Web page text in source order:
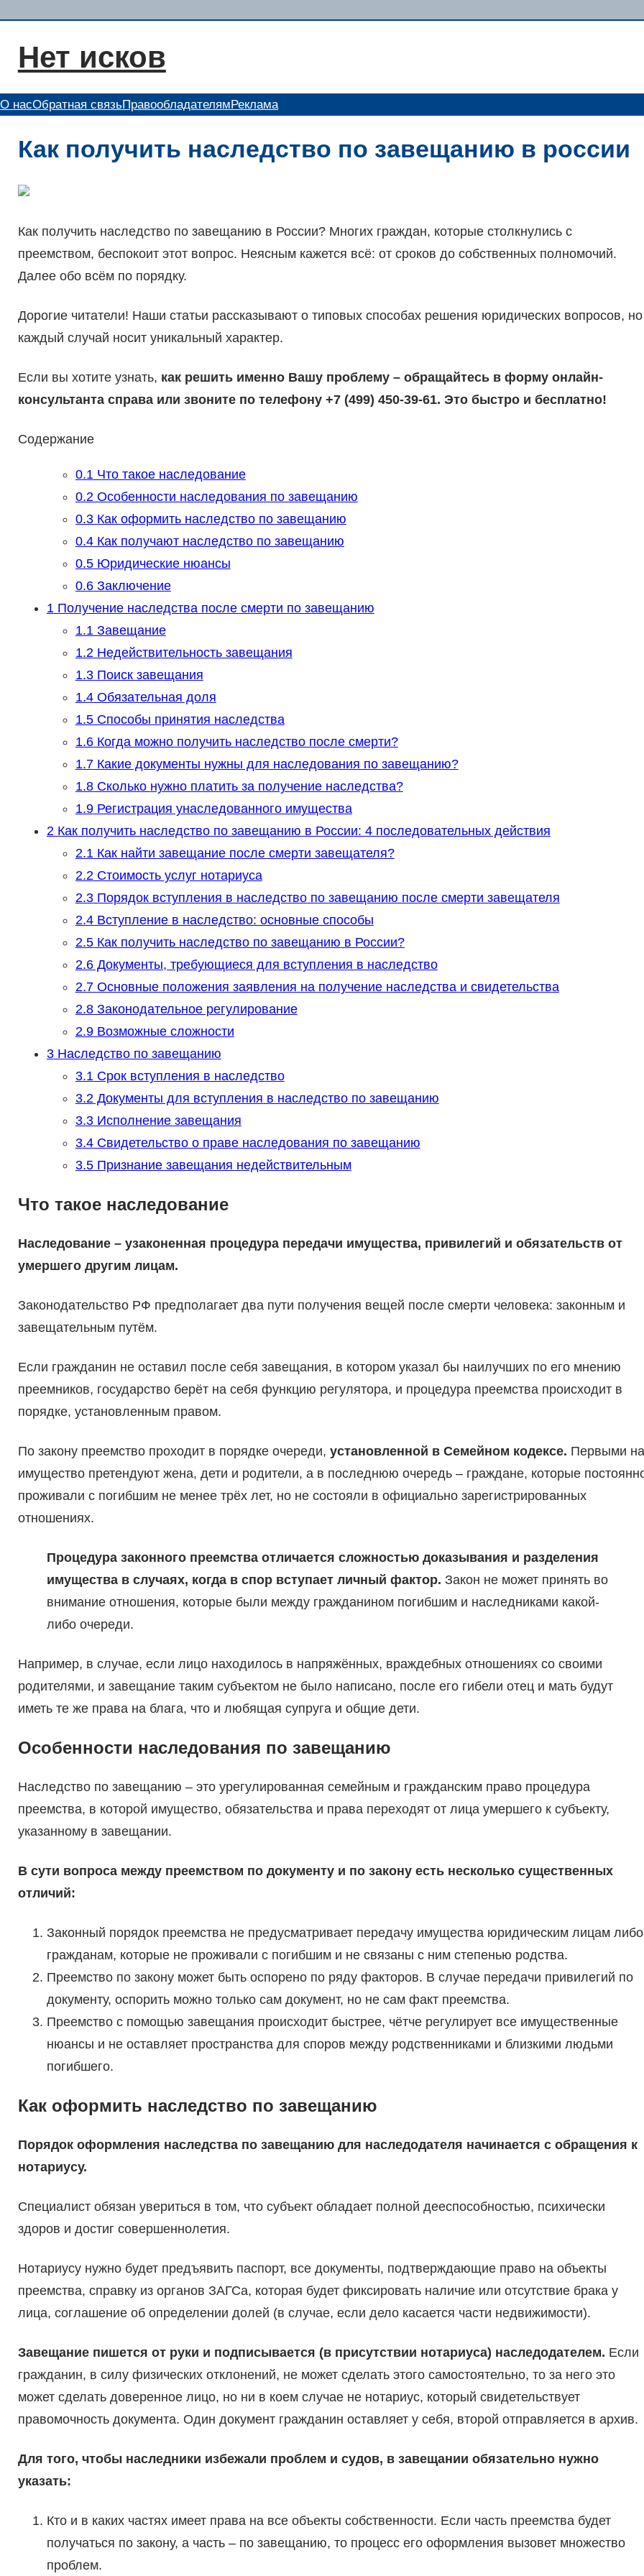
содержимому
Нет исков
О насОбратная связьПравообладателям Реклама
Как получить наследство по завещанию в россии
Как получить наследство по завещанию в России? Многих граждан, которые столкнулись с
преемством, беспокоит этот вопрос. Неясным кажется всё: от сроков до собственных полномочий.
Далее обо всём по порядку.
Дорогие читатели! Наши статьи рассказывают о типовых способах решения юридических вопросов, но
каждый случай носит уникальный характер.
Если вы хотите узнать, как решить именно Вашу проблему – обращайтесь в форму онлайн-
консультанта справа или звоните по телефону +7 (499) 450-39-61. Это быстро и бесплатно!
Содержание
0.1Что такое наследование
0.2Особенности наследования по завещанию
0.3Как оформить наследство по завещанию
0.4Как получают наследство по завещанию
0.5Юридические нюансы
0.6Заключение
1Получение наследства после смерти по завещанию
1.1Завещание
1.2Недействительность завещания
1.3Поиск завещания
1.4Обязательная доля
1.5Способы принятия наследства
1.6Когда можно получить наследство после смерти?
1.7Какие документы нужны для наследования по завещанию?
1.8Сколько нужно платить за получение наследства?
1.9Регистрация унаследованного имущества
2Как получить наследство по завещанию в России: 4 последовательных действия
2.1Как найти завещание после смерти завещателя?
2.2Стоимость услуг нотариуса
2.3Порядок вступления в наследство по завещанию после смерти завещателя
2.4Вступление в наследство: основные способы
2.5Как получить наследство по завещанию в России?
2.6Документы, требующиеся для вступления в наследство
2.7Основные положения заявления на получение наследства и свидетельства
2.8Законодательное регулирование
2.9Возможные сложности
3Наследство по завещанию
3.1Срок вступления в наследство
3.2Документы для вступления в наследство по завещанию
3.3Исполнение завещания
3.4Свидетельство о праве наследования по завещанию
3.5Признание завещания недействительным
Что такое наследование
Наследование – узаконенная процедура передачи имущества, привилегий и обязательств от
умершего другим лицам.
Законодательство РФ предполагает два пути получения вещей после смерти человека: законным и
завещательным путём.
Если гражданин не оставил после себя завещания, в котором указал бы наилучших по его мнению
преемников, государство берёт на себя функцию регулятора, и процедура преемства происходит в
порядке, установленным правом.
По закону преемство проходит в порядке очереди, установленной в Семейном кодексе. Первыми на
имущество претендуют жена, дети и родители, а в последнюю очередь – граждане, которые
проживали с погибшим не менее трёх лет, но не состояли в официально зарегистрированных
отношениях.
Процедура законного преемства отличается сложностью доказывания и разделения
имущества в случаях, когда в спор вступает личный фактор. Закон не может принять во
внимание отношения, которые были между гражданином погибшим и наследниками какой-
либо очереди.
Например, в случае, если лицо находилось в напряжённых, враждебных отношениях со своими
родителями, и завещание таким субъектом не было написано, после его гибели отец и мать будут
иметь те же права на блага, что и любящая супруга и общие дети.
Особенности наследования по завещанию
Наследство по завещанию – это урегулированная семейным и гражданским право процедура
преемства, в которой имущество, обязательства и права переходят от лица умершего к субъекту,
указанному в завещании.
В сути вопроса между преемством по документу и по закону есть несколько существенных
отличий:
Законный порядок преемства не предусматривает передачу имущества юридическим лицам либо
гражданам, которые не проживали с погибшим и не связаны с ним степенью родства.
Преемство по закону может быть оспорено по ряду факторов. В случае передачи привилегий по
документу, оспорить можно только сам документ, но не сам факт преемства.
Преемство с помощью завещания происходит быстрее, чётче регулирует все имущественные
нюансы и не оставляет пространства для споров между родственниками и близкими людьми
погибшего.
Как оформить наследство по завещанию
Порядок оформления наследства по завещанию для наследодателя начинается с обращения к
нотариусу.
Специалист обязан увериться в том, что субъект обладает полной дееспособностью, психически
здоров и достиг совершеннолетия.
Нотариусу нужно будет предъявить паспорт, все документы, подтверждающие право на объекты
преемства, справку из органов ЗАГСа, которая будет фиксировать наличие или отсутствие брака у
лица, соглашение об определении долей (в случае, если дело касается части недвижимости).
Завещание пишется от руки и подписывается (в присутствии нотариуса) наследодателем. Если
гражданин, в силу физических отклонений, не может сделать этого самостоятельно, то за него это
может сделать доверенное лицо, но ни в коем случае не нотариус, который свидетельствует
правомочность документа. Один документ гражданин оставляет у себя, второй отправляется в архив.
Для того, чтобы наследники избежали проблем и судов, в завещании обязательно нужно
указать:
Кто и в каких частях имеет права на все объекты собственности. Если часть преемства будет
получаться по закону, а часть – по завещанию, то процесс его оформления вызовет множество
проблем.